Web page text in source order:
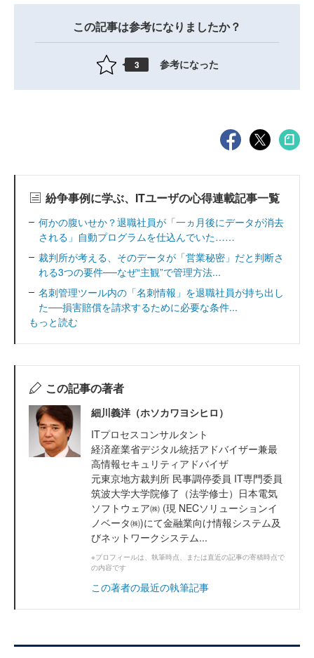
この記事は参考になりましたか？
3 参考になった
紛争事例に学ぶ、ITユーザの心得連載記事一覧
何かの腹いせか？退職社員が「一ヵ月後にデータが消去
される」自動プログラムを仕込んでいた……
裁判所が考える、そのデータが「営業秘密」だと判断さ
れる3つの要件──なぜ“主観”で管理方法...
名刺管理ツール内の「名刺情報」を退職社員が持ち出し
た──損害賠償を請求するために必要な条件...
もっと読む
この記事の著者
細川義洋（ホソカワヨシヒロ）
ITプロセスコンサルタント
経済産業省デジタル統括アドバイザー兼最
高情報セキュリティアドバイザ
元東京地方裁判所 民事調停委員 IT専門委員
筑波大学大学院修了（法学修士）日本電気
ソフトウェア㈱ (現 NECソリューションイ
ノベータ㈱)にて金融業向け情報システム及
びネットワークシステム...
※プロフィールは、執筆時点、または直近の記事の寄稿時点で
の内容です
この著者の最近の執筆記事